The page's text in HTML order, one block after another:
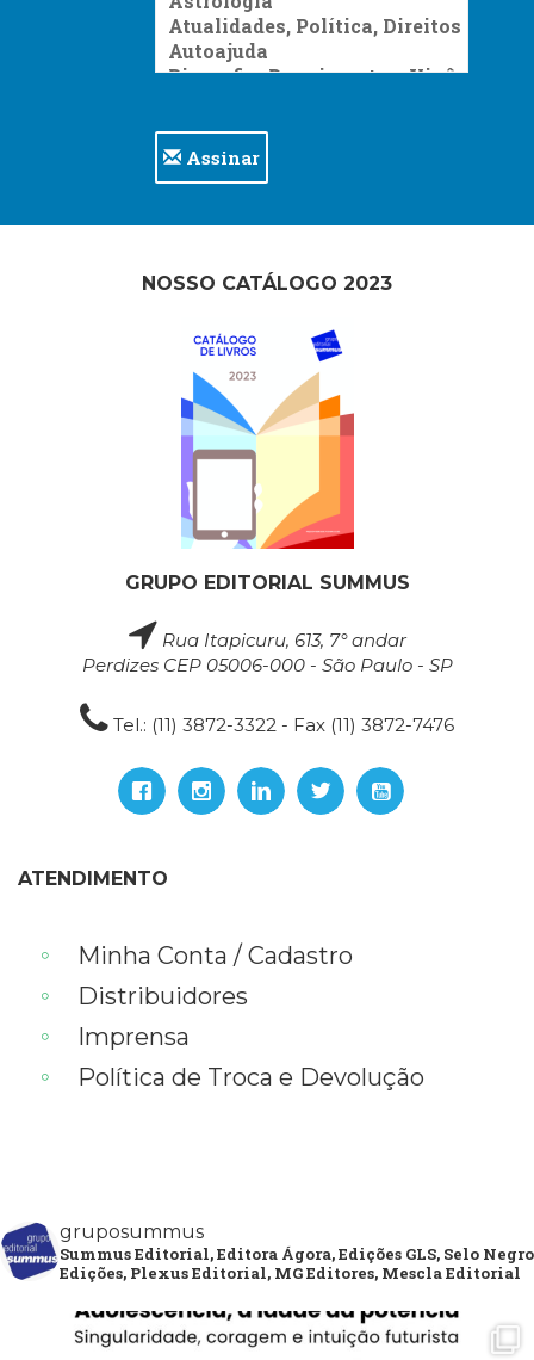
Assinar
NOSSO CATÁLOGO 2023
GRUPO EDITORIAL SUMMUS
Rua Itapicuru, 613, 7° andar
Perdizes CEP 05006-000 - São Paulo - SP
Tel.: (11) 3872-3322 - Fax (11) 3872-7476
ATENDIMENTO
Minha Conta / Cadastro
Distribuidores
Imprensa
Política de Troca e Devolução
gruposummus
Summus Editorial, Editora Ágora, Edições GLS, Selo Negro
Edições, Plexus Editorial, MG Editores, Mescla Editorial